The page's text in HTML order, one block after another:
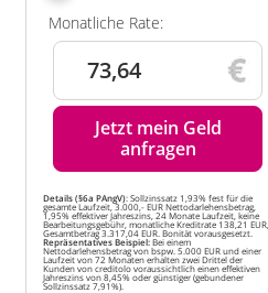
Monatliche Rate:
73,64
Jetzt mein Geld
anfragen
Details (§6a PAngV): Sollzinssatz 1,93% fest für die
gesamte Laufzeit, 3.000,- EUR Nettodarlehensbetrag,
1,95% effektiver Jahreszins, 24 Monate Laufzeit, keine
Bearbeitungsgebühr, monatliche Kreditrate 138,21 EUR,
Gesamtbetrag 3.317,04 EUR. Bonität vorausgesetzt.
Repräsentatives Beispiel:Bei einem
Nettodarlehensbetrag von bspw. 5.000 EUR und einer
Laufzeit von 72 Monaten erhalten zwei Drittel der
Kunden von creditolo voraussichtlich einen effektiven
Jahreszins von 8,45% oder günstiger (gebundener
Sollzinssatz 7,91%).